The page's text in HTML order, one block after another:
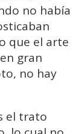
no había
que el arte
gran
no hay
el trato